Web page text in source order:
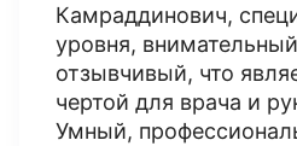
Камраддинович,
уровня,
отзывчивый, что
чертой для врача и
Умный,